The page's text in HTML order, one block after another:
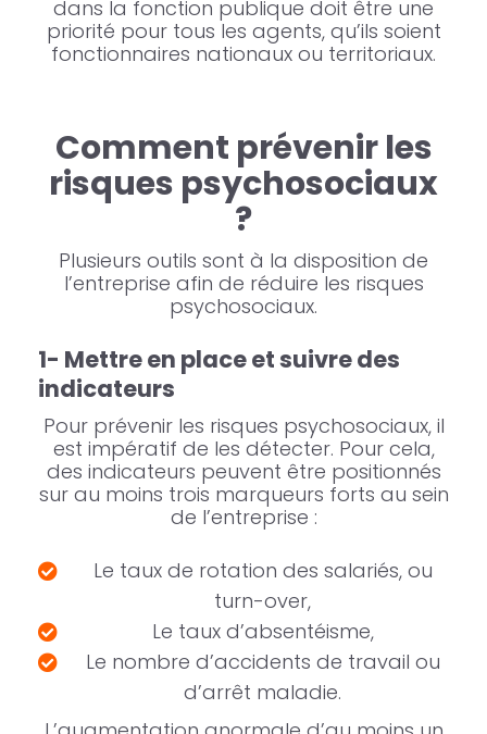
dans la fonction publique doit être une
priorité pour tous les agents, qu’ils soient
fonctionnaires nationaux ou territoriaux.
Comment prévenir les
risques psychosociaux
?
Plusieurs outils sont à la disposition de
l’entreprise afin de réduire les risques
psychosociaux.
1- Mettre en place et suivre des
indicateurs
Pour prévenir les risques psychosociaux, il
est impératif de les détecter. Pour cela,
des indicateurs peuvent être positionnés
sur au moins trois marqueurs forts au sein
de l’entreprise :
Le taux de rotation des salariés, ou
turn-over,
Le taux d’absentéisme,
Le nombre d’accidents de travail ou
d’arrêt maladie.